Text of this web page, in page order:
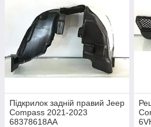
Підкрилок задній правий Jeep
Compass 2021-2023
68378618AA